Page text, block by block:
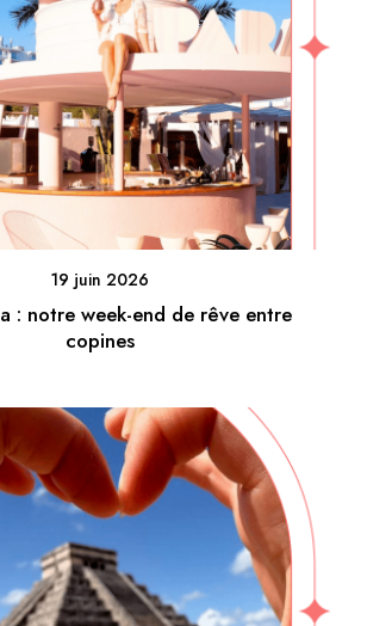
19 juin 2026
: notre week-end de rêve entre
copines